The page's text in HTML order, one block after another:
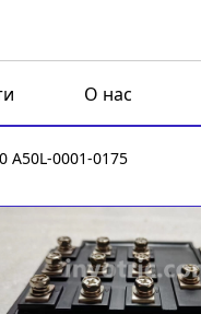
О нас
A50L-0001-0175